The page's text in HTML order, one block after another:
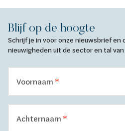
Blijf op de hoogte
Schrijf je in voor onze nieuwsbrief
nieuwigheden uit de sector en tal
Voornaam
Achternaam